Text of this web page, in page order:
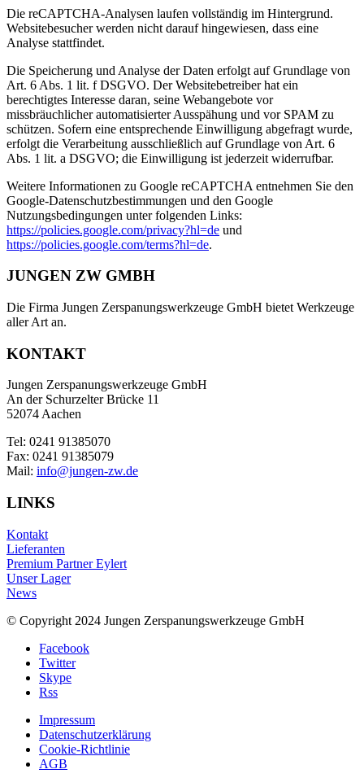
Die reCAPTCHA-Analysen laufen vollständig im Hintergrund.
Websitebesucher werden nicht darauf hingewiesen, dass eine
Analyse stattfindet.
Die Speicherung und Analyse der Daten erfolgt auf Grundlage von
Art. 6 Abs. 1 lit. f DSGVO. Der Websitebetreiber hat ein
berechtigtes Interesse daran, seine Webangebote vor
missbräuchlicher automatisierter Ausspähung und vor SPAM zu
schützen. Sofern eine entsprechende Einwilligung abgefragt wurde,
erfolgt die Verarbeitung ausschließlich auf Grundlage von Art. 6
Abs. 1 lit. a DSGVO; die Einwilligung ist jederzeit widerrufbar.
Weitere Informationen zu Google reCAPTCHA entnehmen Sie den
Google-Datenschutzbestimmungen und den Google
Nutzungsbedingungen unter folgenden Links:
https://policies.google.com/privacy?hl=de und
https://policies.google.com/terms?hl=de.
JUNGEN ZW GMBH
Die Firma Jungen Zerspanungswerkzeuge GmbH bietet Werkzeuge
aller Art an.
KONTAKT
Jungen Zerspanungswerkzeuge GmbH
An der Schurzelter Brücke 11
52074 Aachen
Tel: 0241 91385070
Fax: 0241 91385079
Mail: info@jungen-zw.de
LINKS
Kontakt
Lieferanten
Premium Partner Eylert
Unser Lager
News
© Copyright 2024 Jungen Zerspanungswerkzeuge GmbH
Facebook
Twitter
Skype
Rss
Impressum
Datenschutzerklärung
Cookie-Richtlinie
AGB